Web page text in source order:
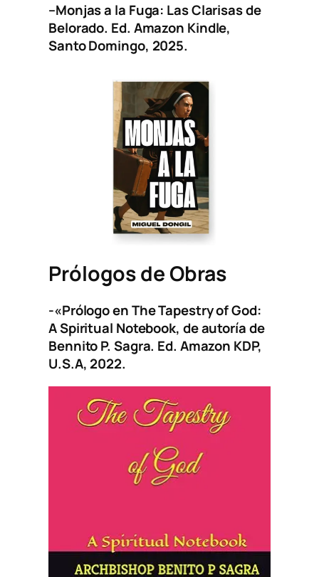
–Monjas a la Fuga: Las Clarisas de
Belorado. Ed. Amazon Kindle,
Santo Domingo, 2025.
Prólogos de Obras
-«Prólogo enThe Tapestry of God:
A Spiritual Notebook, de autoría de
Bennito P. Sagra. Ed. Amazon KDP,
U.S.A, 2022.